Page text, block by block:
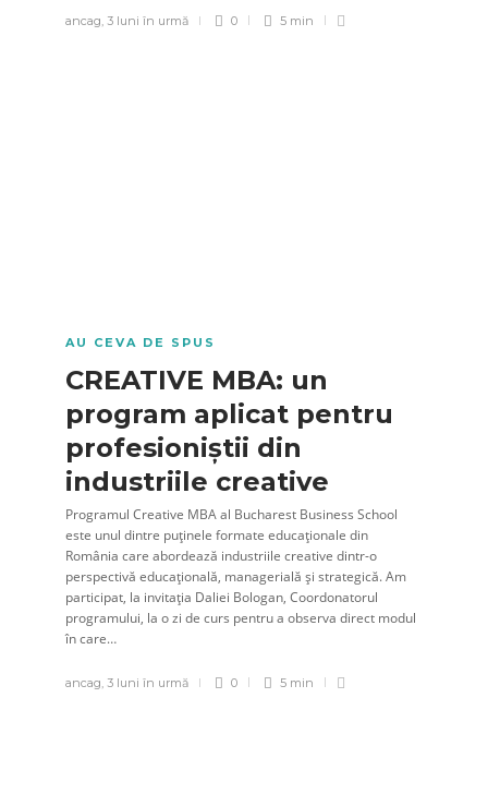
ancag 3 luni în urmă 0 5 min
AU CEVA DE SPUS
CREATIVE MBA: un
program aplicat pentru
profesioniștii din
industriile creative
Programul Creative MBA al Bucharest Business School
este unul dintre puținele formate educaționale din
România care abordează industriile creative dintr-o
perspectivă educațională, managerială și strategică. Am
participat, la invitația Daliei Bologan, Coordonatorul
programului, la o zi de curs pentru a observa direct modul
în care…
ancag, 3 luni în urmă 0 5 min